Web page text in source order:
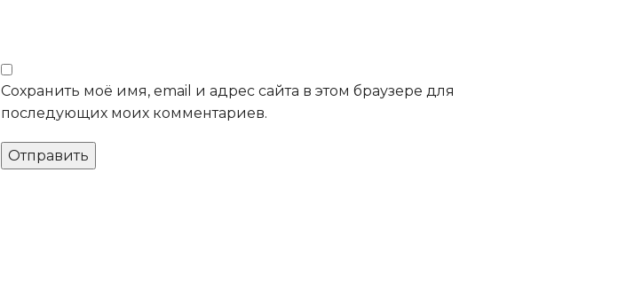
Сохранить моё имя, email и адрес сайта в этом браузере для
последующих моих комментариев.